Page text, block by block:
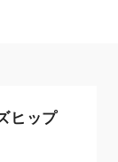
ヒップ